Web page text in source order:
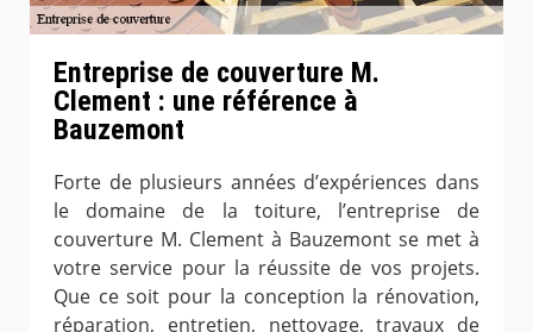
Entreprise de couverture M.
Clement : une référence à
Bauzemont
Forte de plusieurs années d’expériences dans
le domaine de la toiture, l’entreprise de
couverture M. Clement à Bauzemont se met à
votre service pour la réussite de vos projets.
Que ce soit pour la conception la rénovation,
réparation, entretien, nettoyage, travaux de